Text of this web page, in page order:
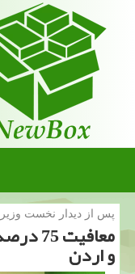
پس از دیدار نخست
و اردن